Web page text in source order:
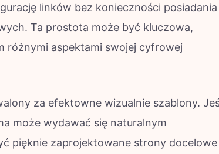
linków bez konieczności posiadania
Ta prostota może być kluczowa,
różnymi aspektami swojej cyfrowej
za efektowne wizualnie szablony.
może wydawać się naturalnym
pięknie zaprojektowane strony docelowe